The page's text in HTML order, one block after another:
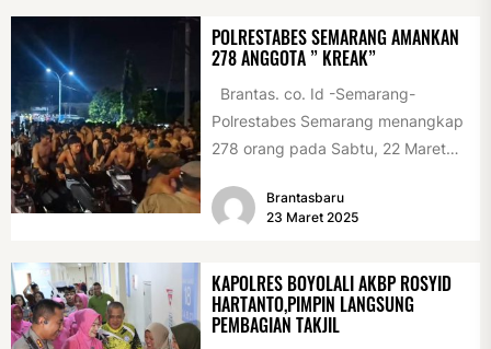
POLRESTABES SEMARANG AMANKAN
278 ANGGOTA ” KREAK”
Brantas. co. Id -Semarang-
Polrestabes Semarang menangkap
278 orang pada Sabtu, 22 Maret
menyusul...Brantasbaru
23 Maret 2025
KAPOLRES BOYOLALI AKBP ROSYID
HARTANTO,PIMPIN LANGSUNG
PEMBAGIAN TAKJIL